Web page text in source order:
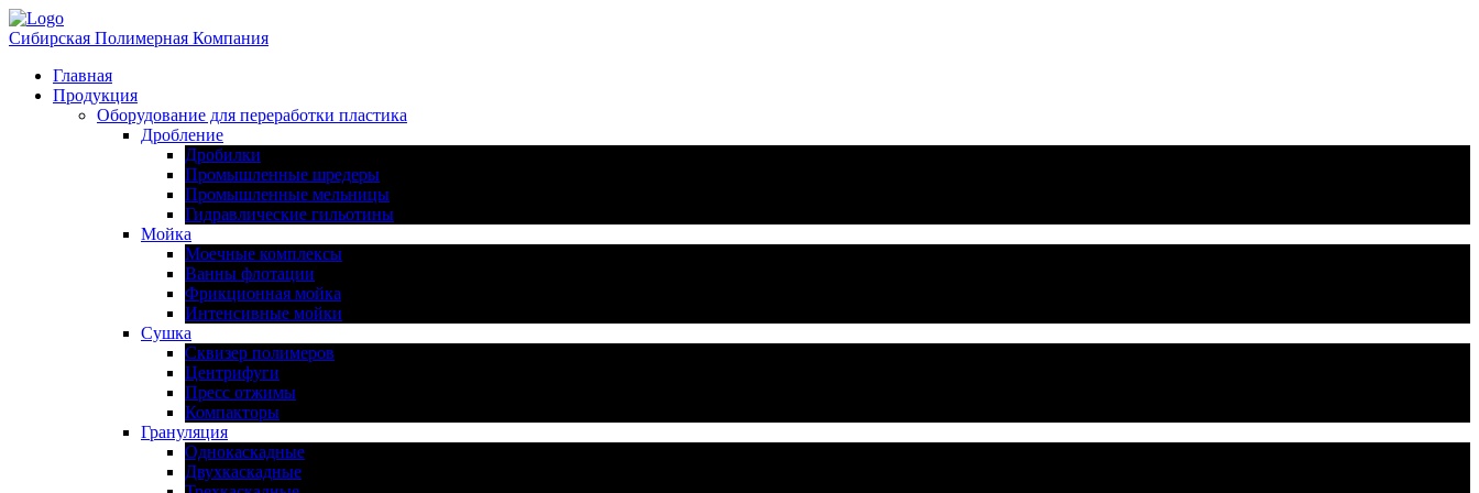
Сибирская Полимерная Компания
Главная
Продукция
Оборудование для переработки пластика
Дробление
Дробилки
Промышленные шредеры
Промышленные мельницы
Гидравлические гильотины
Мойка
Моечные комплексы
Ванны флотации
Фрикционная мойка
Интенсивные мойки
Сушка
Сквизер полимеров
Центрифуги
Пресс отжимы
Компакторы
Грануляция
Однокаскадные
Двухкаскадные